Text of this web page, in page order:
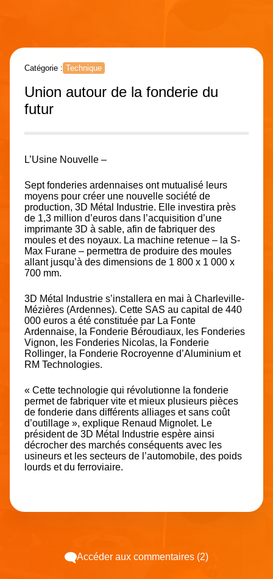
Catégorie : Technique
Union autour de la fonderie du
futur
L’Usine Nouvelle –
Sept fonderies ardennaises ont mutualisé leurs
moyens pour créer une nouvelle société de
production, 3D Métal Industrie. Elle investira près
de 1,3 million d’euros dans l’acquisition d’une
imprimante 3D à sable, afin de fabriquer des
moules et des noyaux. La machine retenue – la S-
Max Furane – permettra de produire des moules
allant jusqu’à des dimensions de 1 800 x 1 000 x
700 mm.
3D Métal Industrie s’installera en mai à Charleville-
Mézières (Ardennes). Cette SAS au capital de 440
000 euros a été constituée par La Fonte
Ardennaise, la Fonderie Béroudiaux, les Fonderies
Vignon, les Fonderies Nicolas, la Fonderie
Rollinger, la Fonderie Rocroyenne d’Aluminium et
RM Technologies.
« Cette technologie qui révolutionne la fonderie
permet de fabriquer vite et mieux plusieurs pièces
de fonderie dans différents alliages et sans coût
d’outillage », explique Renaud Mignolet. Le
président de 3D Métal Industrie espère ainsi
décrocher des marchés conséquents avec les
usineurs et les secteurs de l’automobile, des poids
lourds et du ferroviaire.
Accéder aux commentaires (2)